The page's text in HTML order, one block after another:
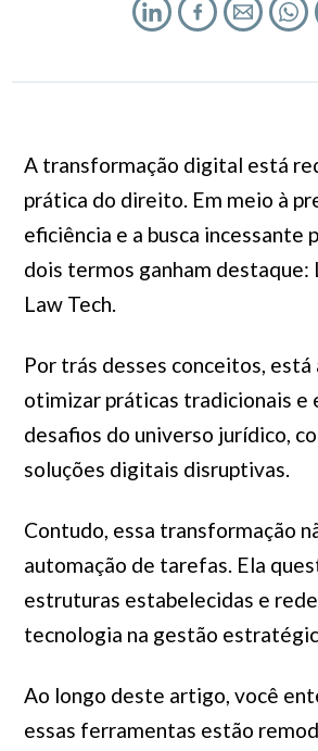
A transformação digital está
prática do direito. Em meio à
eficiência e a busca incessante
dois termos ganham destaque:
Law Tech.
Por trás desses conceitos, está
otimizar práticas tradicionais e
desafios do universo jurídico,
soluções digitais disruptivas.
Contudo, essa transformação
automação de tarefas. Ela
estruturas estabelecidas e
tecnologia na gestão
Ao longo deste artigo, você
essas ferramentas estão